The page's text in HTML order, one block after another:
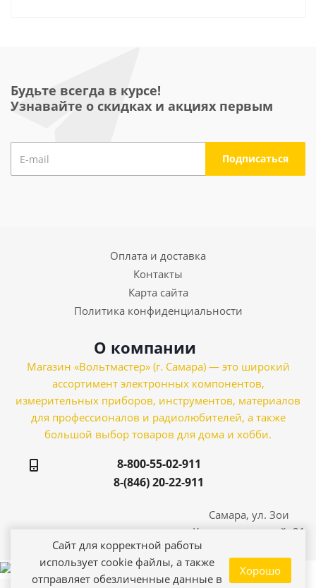
Будьте всегда в курсе!
Узнавайте о скидках и акциях первым
Оплата и доставка
Контакты
Карта сайта
Политика конфиденциальности
О компании
Магазин «Вольтмастер» (г. Самара) — это широкий
ассортимент электронных компонентов,
измерительных приборов, инструментов, материалов
для профессионалов и радиолюбителей, а также
большой выбор товаров для дома и хобби.
8-800-55-02-911
8-(846) 20-22-911
Самара, ул. Зои
Космодемьянской, 21
Сайт для корректной работы
использует cookie файлы, а также
отправляет обезличенные данные в
Хорошо